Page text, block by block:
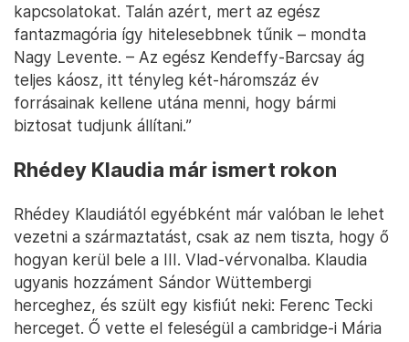
kapcsolatokat. Talán azért, mert az egész
fantazmagória így hitelesebbnek tűnik – mondta
Nagy Levente. – Az egész Kendeffy-Barcsay ág
teljes káosz, itt tényleg két-háromszáz év
forrásainak kellene utána menni, hogy bármi
biztosat tudjunk állítani.”
Rhédey Klaudia már ismert rokon
Rhédey Klaudiától egyébként már valóban le lehet
vezetni a származtatást, csak az nem tiszta, hogy ő
hogyan kerül bele a III. Vlad-vérvonalba. Klaudia
ugyanis hozzáment Sándor Wüttembergi
herceghez, és szült egy kisfiút neki: Ferenc Tecki
herceget. Ő vette el feleségül a cambridge-i Mária